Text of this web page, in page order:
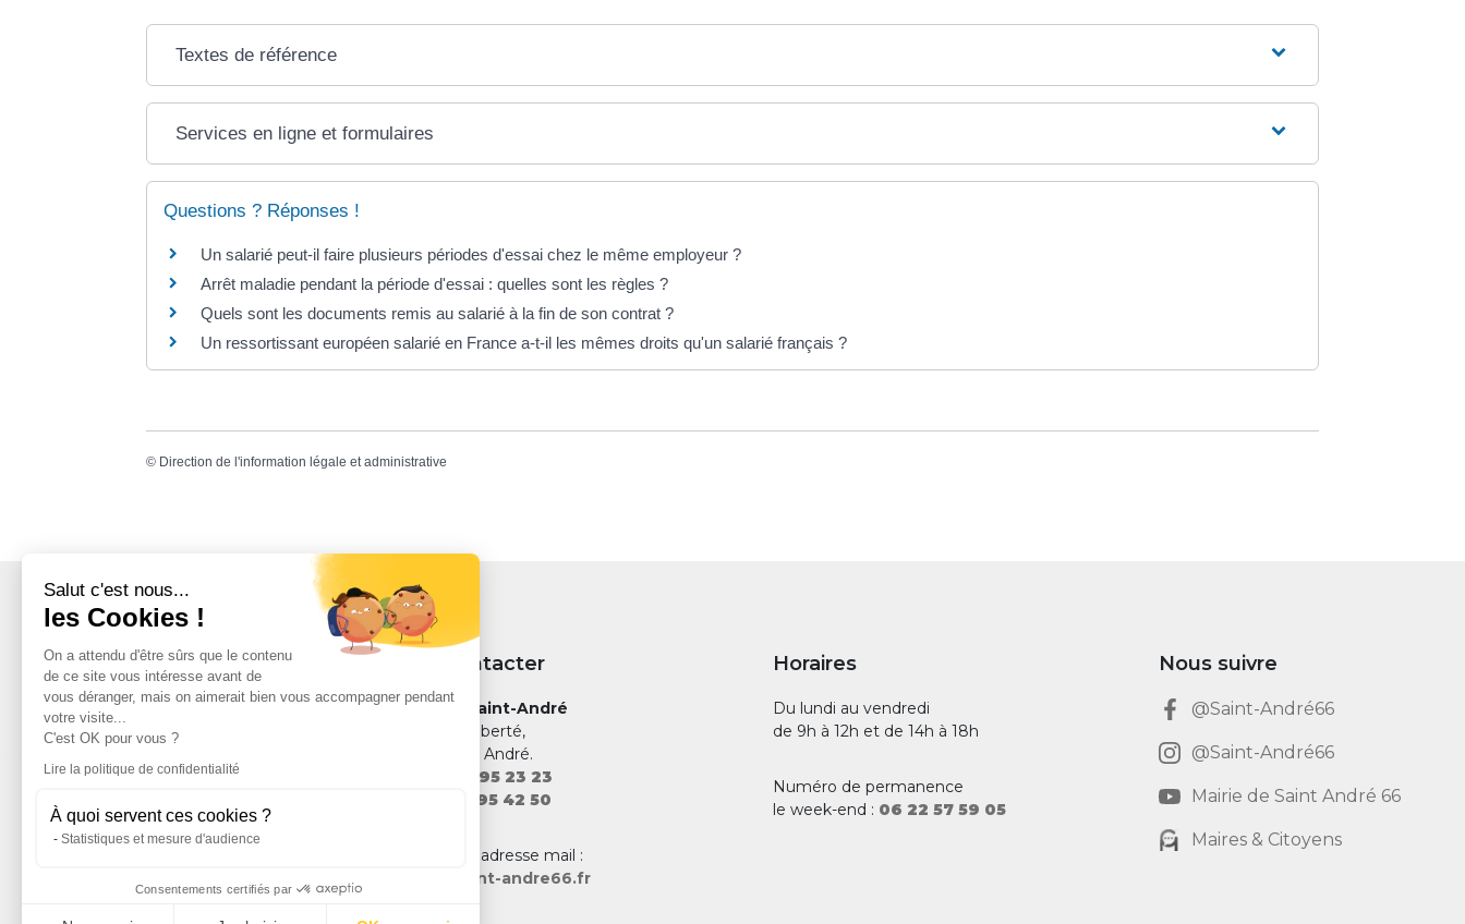
Textes de référence
Services en ligne et formulaires
Questions ? Réponses !
Un salarié peut-il faire plusieurs périodes d'essai chez le même employeur ?
Arrêt maladie pendant la période d'essai : quelles sont les règles ?
Quels sont les documents remis au salarié à la fin de son contrat ?
Un ressortissant européen salarié en France a-t-il les mêmes droits qu'un salarié français ?
© Direction de l'information légale et administrative
Nous contacter
Mairie de Saint-André
Allée de la Liberté,
66 690 Saint André.
04 68 95 23 23
04 68 95 42 50
ou via notre adresse mail :
mairie@saint-andre66.fr
Horaires
Du lundi au vendredi
de 9h à 12h et de 14h à 18h
Numéro de permanence
le week-end : 06 22 57 59 05
Nous suivre
@Saint-André66
@Saint-André66
Mairie de Saint André 66
Maires & Citoyens
Salut c'est nous...
les Cookies !
On a attendu d'être sûrs que le contenu
de ce site vous intéresse avant de
vous déranger, mais on aimerait bien vous accompagner pendant
votre visite...
C'est OK pour vous ?
Lire la politique de confidentialité
À quoi servent ces cookies ?
Statistiques et mesure d'audience
Consentements certifiés par